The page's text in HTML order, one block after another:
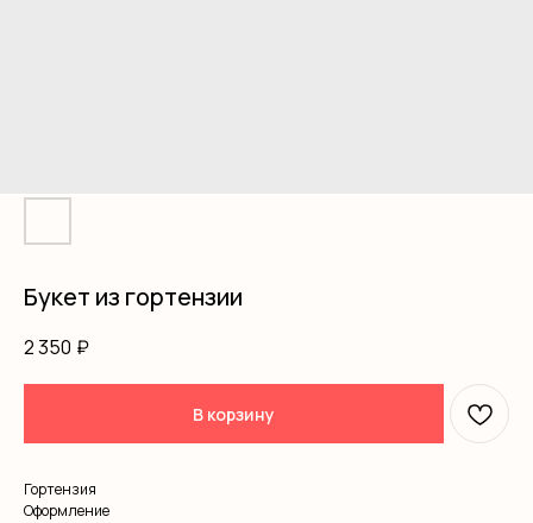
Букет из гортензии
2 350 ₽
В корзину
Гортензия
Оформление